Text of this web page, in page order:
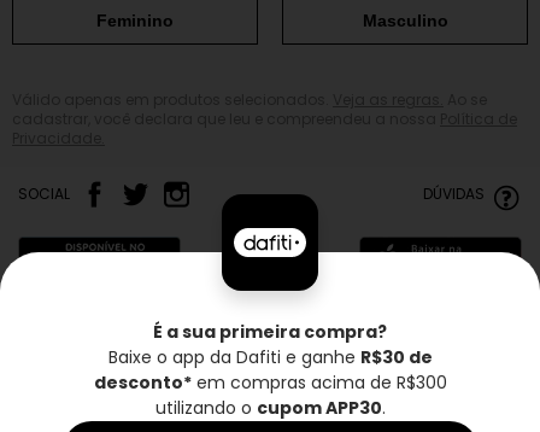
Feminino Masculino
SOCIAL DÚVIDAS
Frete grátis* Troca grátis Entrega rápida
É a sua primeira compra?
Baixe o app da Dafiti e ganhe R$30 de
desconto*em compras acima de R$300
utilizando o cupom APP30.